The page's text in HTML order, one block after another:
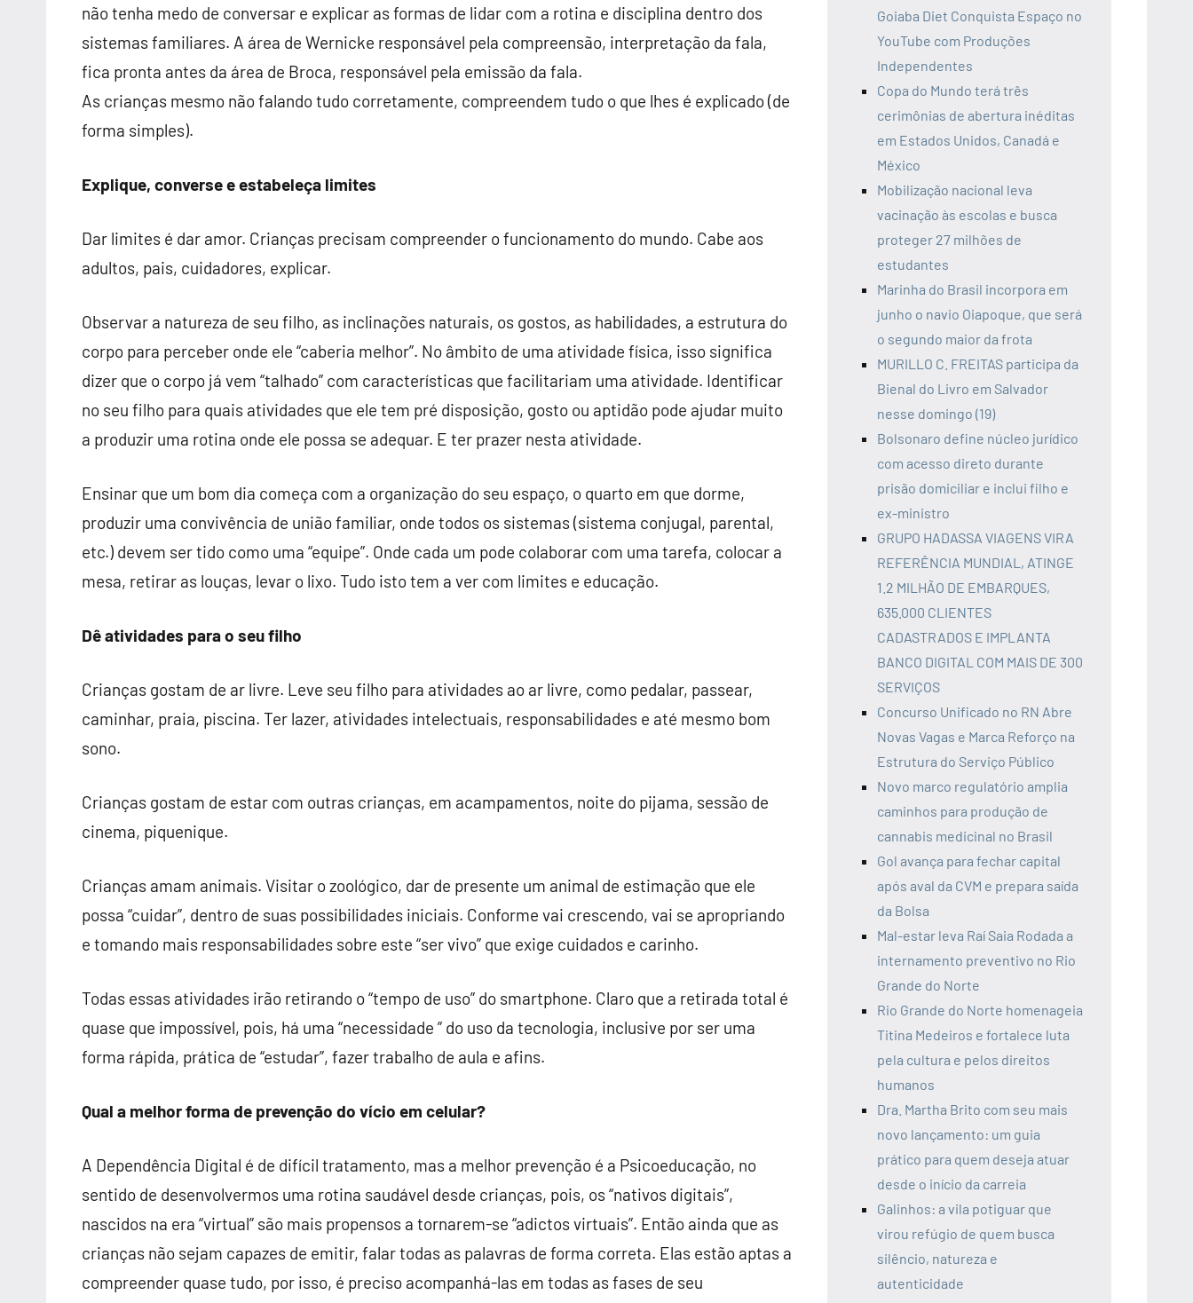
não tenha medo de conversar e explicar as formas de lidar com a rotina e disciplina dentro dos
sistemas familiares. A área de Wernicke responsável pela compreensão, interpretação da fala,
fica pronta antes da área de Broca, responsável pela emissão da fala.
As crianças mesmo não falando tudo corretamente, compreendem tudo o que lhes é explicado (de
forma simples).
Explique, converse e estabeleça limites
Dar limites é dar amor. Crianças precisam compreender o funcionamento do mundo. Cabe aos
adultos, pais, cuidadores, explicar.
Observar a natureza de seu filho, as inclinações naturais, os gostos, as habilidades, a estrutura do
corpo para perceber onde ele “caberia melhor”. No âmbito de uma atividade física, isso significa
dizer que o corpo já vem “talhado” com características que facilitariam uma atividade. Identificar
no seu filho para quais atividades que ele tem pré disposição, gosto ou aptidão pode ajudar muito
a produzir uma rotina onde ele possa se adequar. E ter prazer nesta atividade.
Ensinar que um bom dia começa com a organização do seu espaço, o quarto em que dorme,
produzir uma convivência de união familiar, onde todos os sistemas (sistema conjugal, parental,
etc.) devem ser tido como uma “equipe”. Onde cada um pode colaborar com uma tarefa, colocar a
mesa, retirar as louças, levar o lixo. Tudo isto tem a ver com limites e educação.
Dê atividades para o seu filho
Crianças gostam de ar livre. Leve seu filho para atividades ao ar livre, como pedalar, passear,
caminhar, praia, piscina. Ter lazer, atividades intelectuais, responsabilidades e até mesmo bom
sono.
Crianças gostam de estar com outras crianças, em acampamentos, noite do pijama, sessão de
cinema, piquenique.
Crianças amam animais. Visitar o zoológico, dar de presente um animal de estimação que ele
possa “cuidar”, dentro de suas possibilidades iniciais. Conforme vai crescendo, vai se apropriando
e tomando mais responsabilidades sobre este “ser vivo” que exige cuidados e carinho.
Todas essas atividades irão retirando o “tempo de uso” do smartphone. Claro que a retirada total é
quase que impossível, pois, há uma “necessidade ” do uso da tecnologia, inclusive por ser uma
forma rápida, prática de “estudar”, fazer trabalho de aula e afins.
Qual a melhor forma de prevenção do vício em celular?
A Dependência Digital é de difícil tratamento, mas a melhor prevenção é a Psicoeducação, no
sentido de desenvolvermos uma rotina saudável desde crianças, pois, os “nativos digitais”,
nascidos na era “virtual” são mais propensos a tornarem-se “adictos virtuais”. Então ainda que as
crianças não sejam capazes de emitir, falar todas as palavras de forma correta. Elas estão aptas a
compreender quase tudo, por isso, é preciso acompanhá-las em todas as fases de seu
Goiaba Diet Conquista Espaço no
YouTube com Produções
Independentes
Copa do Mundo terá três
cerimônias de abertura inéditas
em Estados Unidos, Canadá e
México
Mobilização nacional leva
vacinação às escolas e busca
proteger 27 milhões de
estudantes
Marinha do Brasil incorpora em
junho o navio Oiapoque, que será
o segundo maior da frota
MURILLO C. FREITAS participa da
Bienal do Livro em Salvador
nesse domingo (19)
Bolsonaro define núcleo jurídico
com acesso direto durante
prisão domiciliar e inclui filho e
ex-ministro
GRUPO HADASSA VIAGENS VIRA
REFERÊNCIA MUNDIAL, ATINGE
1.2 MILHÃO DE EMBARQUES,
635.000 CLIENTES
CADASTRADOS E IMPLANTA
BANCO DIGITAL COM MAIS DE 300
SERVIÇOS
Concurso Unificado no RN Abre
Novas Vagas e Marca Reforço na
Estrutura do Serviço Público
Novo marco regulatório amplia
caminhos para produção de
cannabis medicinal no Brasil
Gol avança para fechar capital
após aval da CVM e prepara saída
da Bolsa
Mal-estar leva Raí Saia Rodada a
internamento preventivo no Rio
Grande do Norte
Rio Grande do Norte homenageia
Titina Medeiros e fortalece luta
pela cultura e pelos direitos
humanos
Dra. Martha Brito com seu mais
novo lançamento: um guia
prático para quem deseja atuar
desde o início da carreia
Galinhos: a vila potiguar que
virou refúgio de quem busca
silêncio, natureza e
autenticidade